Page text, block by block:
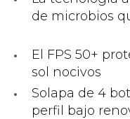
de
El FPS 50+
sol
Solapa de 4
perfil